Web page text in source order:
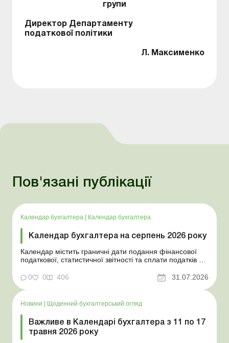
групи
Директор Департаменту
податкової політики
Л. Максименко
Пов'язані публікації
Календар бухгалтера Календар бухгалтера
Календар бухгалтера на серпень 2026 року
Календар містить граничні дати подання фінансової
податкової, статистичної звітності та сплати податків у
від наших експертів. Якщо у вас під рукою Календар
бухгалтера від Uteka, ви не пропустите важливі дати
для бухгалтера. Прийняті скорочення...
0 0 406 31.07.2026
Новини Щоденний бухгалтерський огляд
Важливе в Календарі бухгалтера з 11 по 17
травня 2026 року